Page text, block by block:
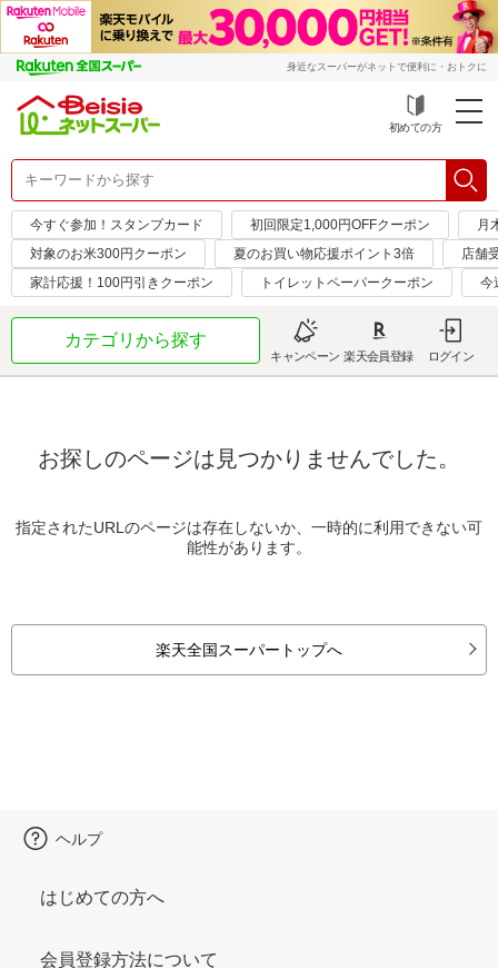
身近なスーパーがネットで便利に・おトクに
初めての方
今すぐ参加！スタンプカード 初回限定1,000円OFFクーポン
月
対象のお米300円クーポン
夏のお買い物応援ポイント3倍
店舗
家計応援！100円引きクーポン
トイレットペーパークーポン 今
カテゴリから探す
キャンペーン 楽天会員登録 ログイン
お探しのページは見つかりませんでした。
指定されたURLのページは存在しないか、一時的に利用できない可
能性があります。
楽天全国スーパートップへ
ヘルプ
はじめての方へ
会員登録方法について